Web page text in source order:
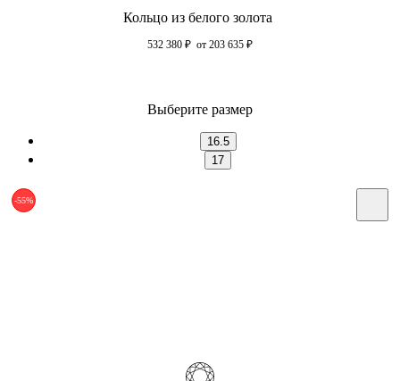
Кольцо из белого золота
532 380 ₽ от 203 635 ₽
Выберите размер
16.5
17
-55%